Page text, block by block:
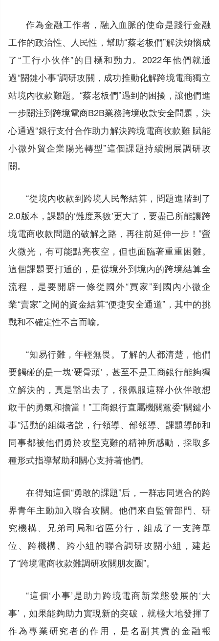
作為金融工作者，融入血脈的使命是踐行金融
工作的政治性、人民性，幫助“蔡老板們”解決煩惱成
了“工行小伙伴”的目標和動力。2022年他們就通
過“關鍵小事”調研攻關，成功推動化解跨境電商獨立
站境內收款難題。“蔡老板們”遇到的困擾，讓他們進
一步關注到跨境電商B2B業務跨境收款安全問題，決
心通過“銀行支付合作助力解決跨境電商收款難 賦能
小微外貿企業陽光轉型”這個課題持續開展調研攻
關。
“從境內收款到跨境人民幣結算，問題進階到了
2.0版本，課題的‘難度系數’更大了，要盡己所能讓跨
境電商收款問題的破解之路，再往前延伸一步！”螢
火微光，有可能點亮夜空，但也面臨著重重困難。
這個課題要打通的，是從境外到境內的跨境結算全
流程，是要開辟一條從國外“買家”到國內小微企
業“賣家”之間的資金結算“便捷安全通道”，其中的挑
戰和不確定性不言而喻。
“知易行難，年輕無畏。了解的人都清楚，他們
要觸碰的是一塊‘硬骨頭’，甚至不是工商銀行能夠獨
立解決的，真是豁出去了，很佩服這群小伙伴敢想
敢干的勇氣和擔當！”工商銀行直屬機關黨委“關鍵小
事”活動的組織者說，行領導、部領導、課題導師和
同事都被他們勇於攻堅克難的精神所感動，採取多
種形式指導幫助和關心支持著他們。
在得知這個“勇敢的課題”后，一群志同道合的跨
界青年主動加入聯合攻關。他們來自監管部門、研
究機構、兄弟司局和省區分行，組成了一支跨單
位、跨機構、跨小組的聯合調研攻關小組，建起
了“跨境電商收款難調研攻關朋友圈”。
“這個‘小事’是助力跨境電商新業態發展的‘大
事’，如果能夠助力實現新的突破，就極大地發揮了
作為專業研究者的作用，是名副其實的金融報